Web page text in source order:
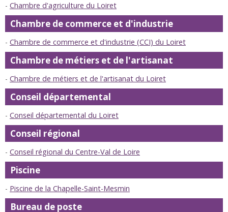
Chambre d'agriculture du Loiret
Chambre de commerce et d'industrie
Chambre de commerce et d'industrie (CCI) du Loiret
Chambre de métiers et de l'artisanat
Chambre de métiers et de l'artisanat du Loiret
Conseil départemental
Conseil départemental du Loiret
Conseil régional
Conseil régional du Centre-Val de Loire
Piscine
Piscine de la Chapelle-Saint-Mesmin
Bureau de poste